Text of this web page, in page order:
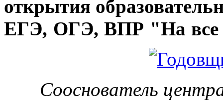
открытия
ЕГЭ, ОГЭ, ВПР "На все
Сооснователь